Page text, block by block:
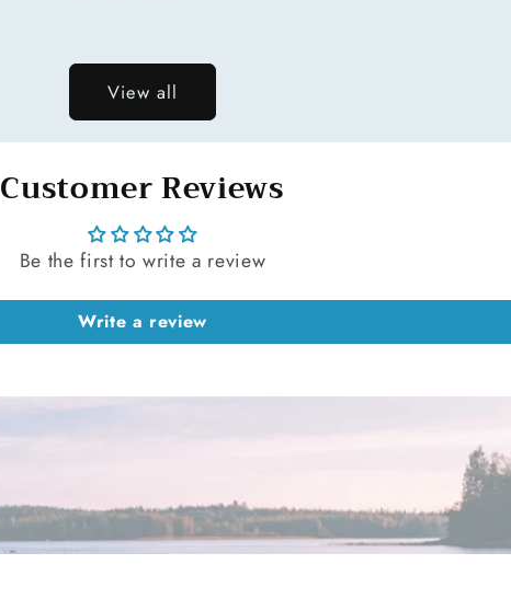
View all
Customer Reviews
Be the first to write a review
Write a review